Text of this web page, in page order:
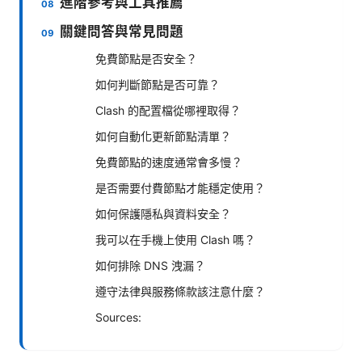
關鍵問答與常見問題
免費節點是否安全？
如何判斷節點是否可靠？
Clash 的配置檔從哪裡取得？
如何自動化更新節點清單？
免費節點的速度通常會多慢？
是否需要付費節點才能穩定使用？
如何保護隱私與資料安全？
我可以在手機上使用 Clash 嗎？
如何排除 DNS 洩漏？
遵守法律與服務條款該注意什麼？
Sources: